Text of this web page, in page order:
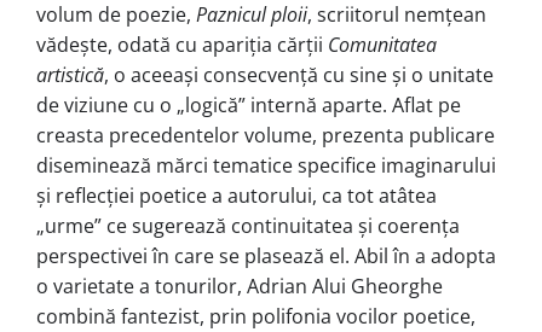
volum de poezie, Paznicul ploii, scriitorul nemțean
vădește, odată cu apariția cărții Comunitatea
artistică, o aceeași consecvență cu sine și o unitate
de viziune cu o „logică” internă aparte. Aflat pe
creasta precedentelor volume, prezenta publicare
diseminează mărci tematice specifice imaginarului
și reflecției poetice a autorului, ca tot atâtea
„urme” ce sugerează continuitatea și coerența
perspectivei în care se plasează el. Abil în a adopta
o varietate a tonurilor, Adrian Alui Gheorghe
combină fantezist, prin polifonia vocilor poetice,